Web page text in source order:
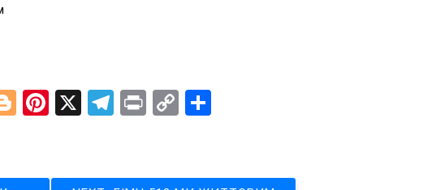
Blogger
Pinterest
X Telegram
PrintCopy